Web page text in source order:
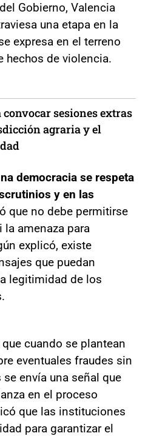
Gobierno, Valencia
una etapa en la
expresa en el terreno
hechos de violencia.
sesiones extras
agraria y el
democracia se respeta
y en las
que no debe permitirse
la amenaza para
explicó, existe
que puedan
legitimidad de los
cuando se plantean
eventuales fraudes sin
envía una señal que
en el proceso
que las instituciones
para garantizar el